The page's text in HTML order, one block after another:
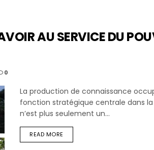
AU SERVICE DU
0
La production de connaissance
fonction stratégique centrale dans la
n’est plus seulement un...
READ MORE